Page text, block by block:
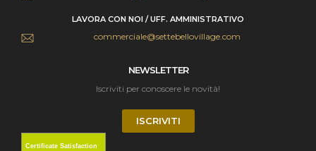
LAVORA CON NOI / UFF. AMMINISTRATIVO
commerciale@settebellovillage.com
NEWSLETTER
Iscriviti per conoscere le novità!
ISCRIVITI
Certificate Satisfaction